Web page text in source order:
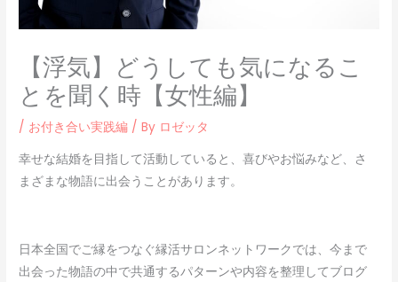
【浮気】どうしても気になるこ
とを聞く時【女性編】
/ お付き合い実践編 / By ロゼッタ
幸せな結婚を目指して活動していると、喜びやお悩みなど、さ
まざまな物語に出会うことがあります。
日本全国でご縁をつなぐ縁活サロンネットワークでは、今まで
出会った物語の中で共通するパターンや内容を整理してブログ